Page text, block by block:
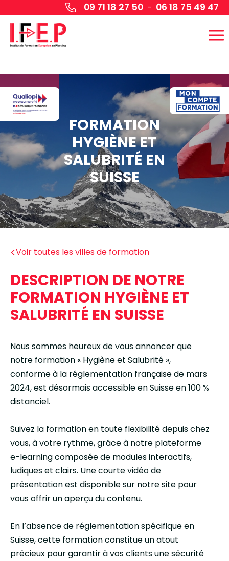
09 71 18 27 50 - 06 18 75 49 47
FORMATION
HYGIÈNE ET
SALUBRITÉ EN
SUISSE
<Voir toutes les villes de formation
DESCRIPTION DE NOTRE
FORMATION HYGIÈNE ET
SALUBRITÉ EN SUISSE
Nous sommes heureux de vous annoncer que
notre formation « Hygiène et Salubrité »,
conforme à la réglementation française de mars
2024, est désormais accessible en Suisse en 100 %
distanciel.
Suivez la formation en toute flexibilité depuis chez
vous, à votre rythme, grâce à notre plateforme
e-learning composée de modules interactifs,
ludiques et clairs. Une courte vidéo de
présentation est disponible sur notre site pour
vous offrir un aperçu du contenu.
En l’absence de réglementation spécifique en
Suisse, cette formation constitue un atout
précieux pour garantir à vos clients une sécurité
Panneau de gestion des cookies